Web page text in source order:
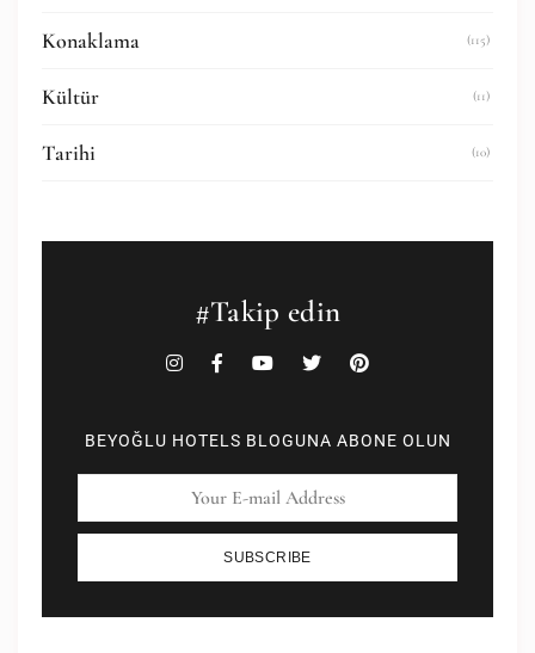
Konaklama (115)
Kültür (11)
Tarihi (10)
#Takip edin
BEYOĞLU HOTELS BLOGUNA ABONE OLUN
SUBSCRIBE